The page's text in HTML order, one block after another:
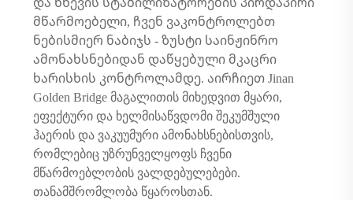
და წნევის სტაბილიზატორების პირდაპირი
მწარმოებელი, ჩვენ ვაკონტროლებთ
ნებისმიერ ნაბიჯს - ზუსტი საინჟინრო
ამონახსნებიდან დაწყებული მკაცრი
ხარისხის კონტროლამდე. აირჩიეთ Jinan
Golden Bridge მაგალითის მიხედვით მყარი,
ეფექტური და ხელმისაწვდომი შეკუმშული
ჰაერის და ვაკუუმური ამონახსნებისთვის,
რომლებიც უზრუნველყოფს ჩვენი
მწარმოებლობის ვალდებულებები.
თანამშრომლობა წყაროსთან.